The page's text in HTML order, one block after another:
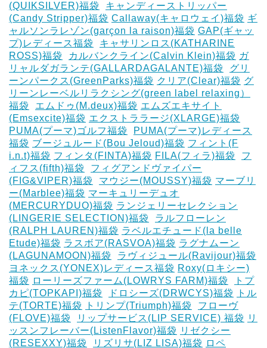
(QUIKSILVER)福袋
キャンディーストリッパー
(Candy Stripper)福袋 Callaway(キャロウェイ)福袋 ギ
ャルソンラレゾン(garçon la raison)福袋 GAP(ギャッ
プ)レディース福袋
キャサリンロス(KATHARINE
ROSS)福袋
カルバンクライン(Calvin Klein)福袋 ガ
リャルダガランテ(GALLARDAGALANTE)福袋
グリ
ーンパークス(GreenParks)福袋 クリア(Clear)福袋 グ
リーンレーベルリラクシング(green label relaxing）
福袋
エムドゥ(M.deux)福袋 エムズエキサイト
(Emsexcite)福袋 エクストララージ(XLARGE)福袋
PUMA(プーマ)ゴルフ福袋
PUMA(プーマ)レディース
福袋 ブージュルード(Bou Jeloud)福袋 フィント(F
i.n.t)福袋 フィンタ(FINTA)福袋 ‎FILA(フィラ)福袋
フ
ィフス(fifth)福袋
フィグアンドヴァイパー
(FIG&VIPER)福袋
マウジー(MOUSSY)福袋 マーブリ
ー(Marblee)福袋 マーキュリーデュオ
(MERCURYDUO)福袋 ランジェリーセレクション
(LINGERIE SELECTION)福袋
ラルフローレン
(RALPH LAUREN)福袋 ラベルエチュード(la belle
Etude)福袋 ラスボア(RASVOA)福袋 ラグナムーン
(LAGUNAMOON)福袋
ラヴィジュール(Ravijour)福袋
ヨネックス(YONEX)レディース福袋 Roxy(ロキシー)
福袋 ローリーズファーム(LOWRYS FARM)福袋
トプ
カピ(TOPKAPI)福袋
ドロシーズ(DRWCYS)福袋
トル
テ(TORTE)福袋
トリンプ(Triumph)福袋
フローヴ
(FLOVE)福袋
リップサービス(LIP SERVICE) 福袋 リ
ッスンフレーバー(ListenFlavor)福袋 リゼクシー
(RESEXXY)福袋
リズリサ(LIZ LISA)福袋 ロペ